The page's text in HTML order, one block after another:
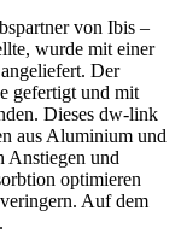
von Ibis –
wurde mit einer
Der
gefertigt und mit
Dieses dw-link
aus Aluminium und
Anstiegen und
optimieren
Auf dem
.